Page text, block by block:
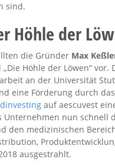
sind.
Höhle der
die Gründer Max
Höhle der Löwen“
an der Universität
eine Förderung durch
auf aescuvest
Unternehmen nun schnell
den medizinischen
ausgestrahlt.